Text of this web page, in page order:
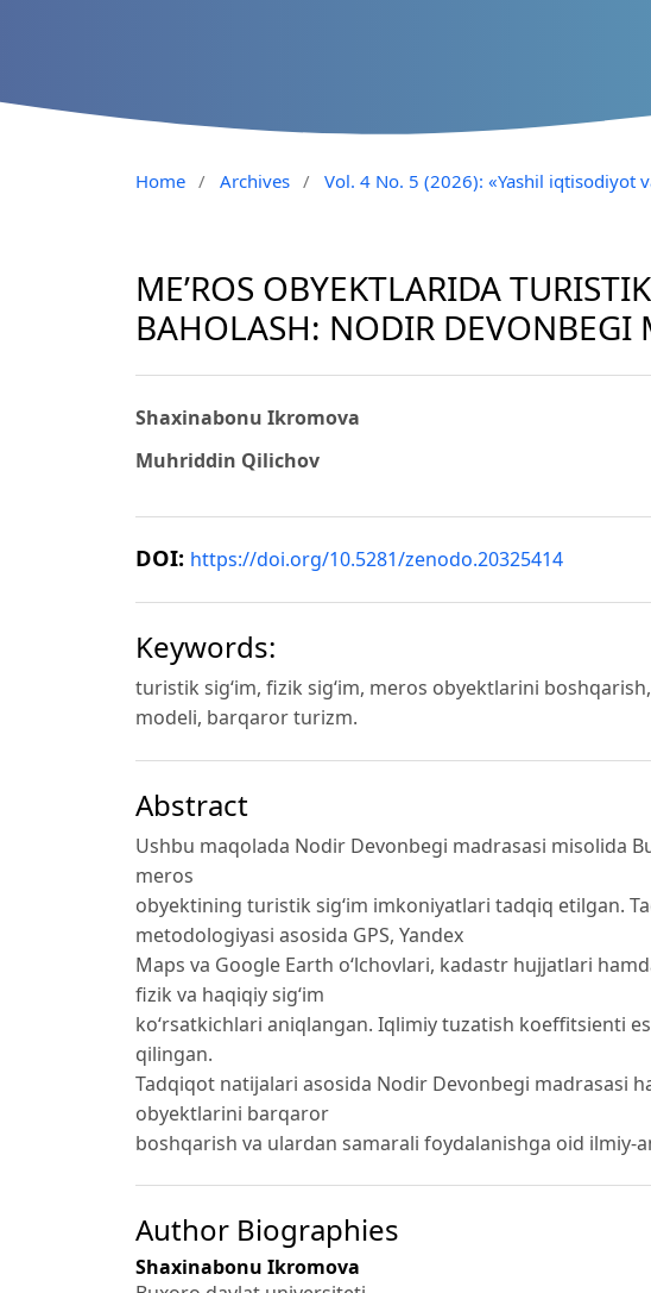
Home / Archives / Vol. 4 No. 5 (2026): «Yashil iqtisodiyot
ME’ROS OBYEKTLARIDA
BAHOLASH: NODIR DEVONBEGI
Shaxinabonu Ikromova
Muhriddin Qilichov
DOI: https://doi.org/10.5281/zenodo.20325414
Keywords:
turistik sig‘im, fizik sig‘im, meros obyektlarini
modeli, barqaror turizm.
Abstract
Ushbu maqolada Nodir Devonbegi madrasasi misolida
meros
obyektining turistik sig‘im imkoniyatlari tadqiq etilgan.
metodologiyasi asosida GPS, Yandex
Maps va Google Earth o‘lchovlari, kadastr hujjatlari
fizik va haqiqiy sig‘im
ko‘rsatkichlari aniqlangan. Iqlimiy tuzatish koeffitsienti
qilingan.
Tadqiqot natijalari asosida Nodir Devonbegi madrasasi
obyektlarini barqaror
boshqarish va ulardan samarali foydalanishga oid ilmiy-
Author Biographies
Shaxinabonu Ikromova